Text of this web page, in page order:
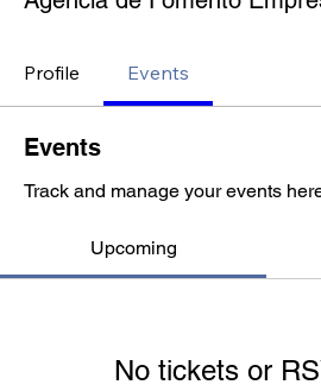
Profile Events
Events
Track and manage your events
Upcoming
No tickets or